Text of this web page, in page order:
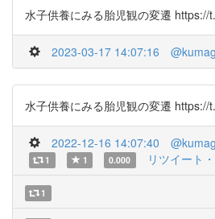
水子供養にみる胎児観の変遷 https://
2023-03-17 14:07:16
水子供養にみる胎児観の変遷 https://
2022-12-16 14:07:40
1 1 0.000 リツイート
1